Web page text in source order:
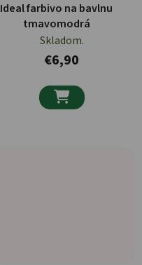
Ideal farbivo na bavlnu
tmavomodrá
Skladom.
€6,90
